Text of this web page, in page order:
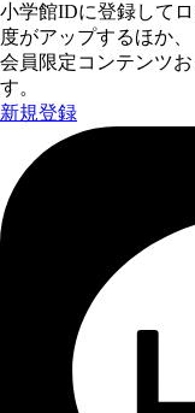
小学館IDに登録して
度がアップするほか、
会員限定コンテンツ
す。
新規登録